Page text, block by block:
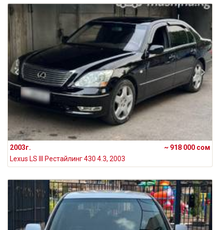
2003г.
~ 918 000 сом
Lexus LS III Рестайлинг 430 4.3, 2003